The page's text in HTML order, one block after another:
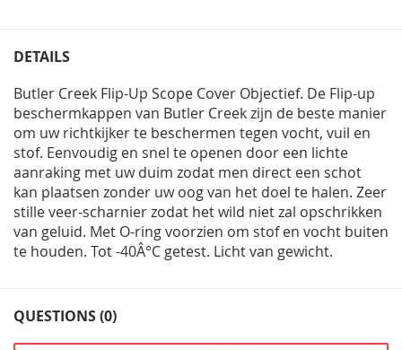
DETAILS
Butler Creek Flip-Up Scope Cover Objectief. De Flip-up
beschermkappen van Butler Creek zijn de beste manier
om uw richtkijker te beschermen tegen vocht, vuil en
stof. Eenvoudig en snel te openen door een lichte
aanraking met uw duim zodat men direct een schot
kan plaatsen zonder uw oog van het doel te halen. Zeer
stille veer-scharnier zodat het wild niet zal opschrikken
van geluid. Met O-ring voorzien om stof en vocht buiten
te houden. Tot -40Â°C getest. Licht van gewicht.
QUESTIONS (0)